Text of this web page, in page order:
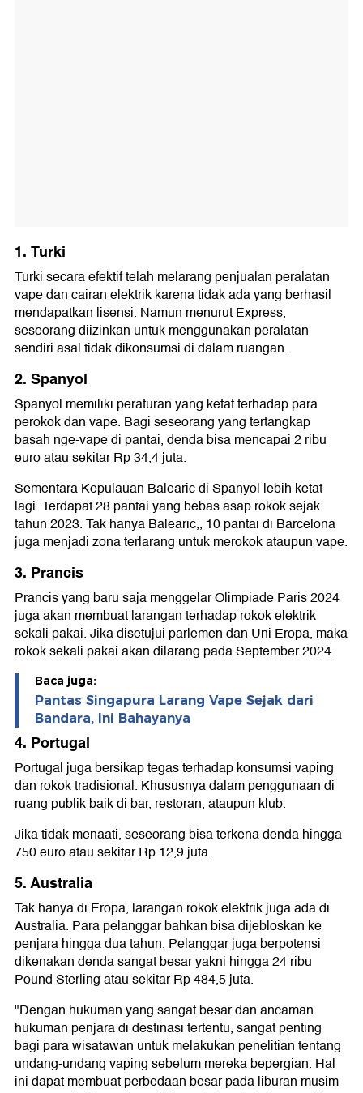
1. Turki
Turki secara efektif telah melarang penjualan peralatan
vape dan cairan elektrik karena tidak ada yang berhasil
mendapatkan lisensi. Namun menurut Express,
seseorang diizinkan untuk menggunakan peralatan
sendiri asal tidak dikonsumsi di dalam ruangan.
2. Spanyol
Spanyol memiliki peraturan yang ketat terhadap para
perokok dan vape. Bagi seseorang yang tertangkap
basah nge-vape di pantai, denda bisa mencapai 2 ribu
euro atau sekitar Rp 34,4 juta.
Sementara Kepulauan Balearic di Spanyol lebih ketat
lagi. Terdapat 28 pantai yang bebas asap rokok sejak
tahun 2023. Tak hanya Balearic,, 10 pantai di Barcelona
juga menjadi zona terlarang untuk merokok ataupun vape.
3. Prancis
Prancis yang baru saja menggelar Olimpiade Paris 2024
juga akan membuat larangan terhadap rokok elektrik
sekali pakai. Jika disetujui parlemen dan Uni Eropa, maka
rokok sekali pakai akan dilarang pada September 2024.
Baca juga:
Pantas Singapura Larang Vape Sejak dari
Bandara, Ini Bahayanya
4. Portugal
Portugal juga bersikap tegas terhadap konsumsi vaping
dan rokok tradisional. Khususnya dalam penggunaan di
ruang publik baik di bar, restoran, ataupun klub.
Jika tidak menaati, seseorang bisa terkena denda hingga
750 euro atau sekitar Rp 12,9 juta.
5. Australia
Tak hanya di Eropa, larangan rokok elektrik juga ada di
Australia. Para pelanggar bahkan bisa dijebloskan ke
penjara hingga dua tahun. Pelanggar juga berpotensi
dikenakan denda sangat besar yakni hingga 24 ribu
Pound Sterling atau sekitar Rp 484,5 juta.
"Dengan hukuman yang sangat besar dan ancaman
hukuman penjara di destinasi tertentu, sangat penting
bagi para wisatawan untuk melakukan penelitian tentang
undang-undang vaping sebelum mereka bepergian. Hal
ini dapat membuat perbedaan besar pada liburan musim